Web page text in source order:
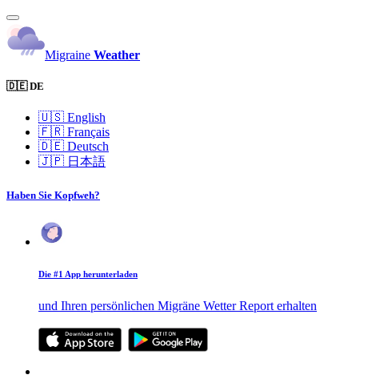
Migraine Weather
🇩🇪 DE
🇺🇸 English
🇫🇷 Français
🇩🇪 Deutsch
🇯🇵 日本語
Haben Sie Kopfweh?
Die #1 App herunterladen
und Ihren persönlichen Migräne Wetter Report erhalten